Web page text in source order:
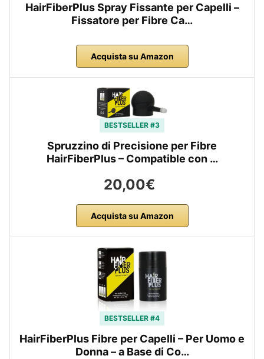
HairFiberPlus Spray Fissante per Capelli –
Fissatore per Fibre Ca…
Acquista su Amazon
BESTSELLER #3
Spruzzino di Precisione per Fibre
HairFiberPlus – Compatible con …
20,00€
Acquista su Amazon
BESTSELLER #4
HairFiberPlus Fibre per Capelli – Per Uomo e
Donna – a Base di Co…